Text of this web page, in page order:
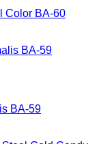
Color BA-60
BA-59